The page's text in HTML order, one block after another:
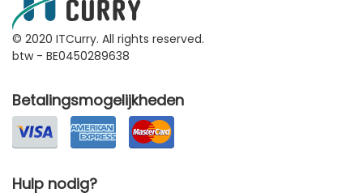
© 2020 ITCurry. All rights reserved.
btw - BE0450289638
Betalingsmogelijkheden
Hulp nodig?